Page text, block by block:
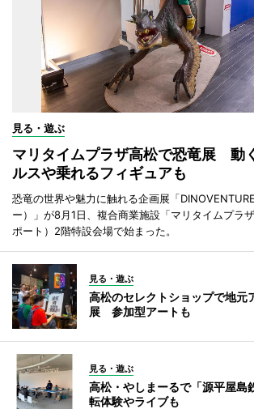
見る・遊ぶ
マリタイムプラザ高松で恐竜展 動
ルスや乗れるフィギュアも
恐竜の世界や魅力に触れる企画展「
ー）」が8月1日、複合商業施設「マリタイムプラ
ポート）2階特設会場で始まった。
見る・遊ぶ
高松のセレクトショップで地元
展 参加型アートも
見る・遊ぶ
高松・やしまーるで「源平屋
転体験やライブも